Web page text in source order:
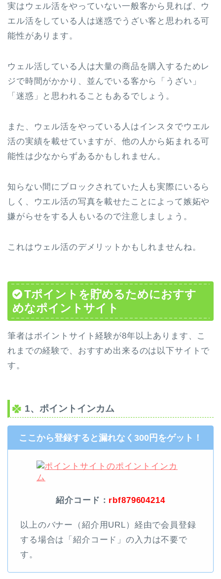
実はウェル活をやっていない一般客から見れば、ウ
エル活をしている人は迷惑でうざい客と思われる可
能性があります。
ウェル活している人は大量の商品を購入するためレ
ジで時間がかかり、並んでいる客から「うざい」
「迷惑」と思われることもあるでしょう。
また、ウェル活をやっている人はインスタでウエル
活の実績を載せていますが、他の人から妬まれる可
能性は少なからずあるかもしれません。
知らない間にブロックされていた人も実際にいるら
しく、ウエル活の写真を載せたことによって嫉妬や
嫌がらせをする人もいるので注意しましょう。
これはウェル活のデメリットかもしれませんね。
Tポイントを貯めるためにおすす
めなポイントサイト
筆者はポイントサイト経験が8年以上あります、こ
れまでの経験で、おすすめ出来るのは以下サイトで
す。
1、ポイントインカム
ここから登録すると漏れなく300円をゲット！
紹介コード： rbf879604214
以上のバナー（紹介用URL）経由で会員登録
する場合は「紹介コード」の入力は不要で
す。